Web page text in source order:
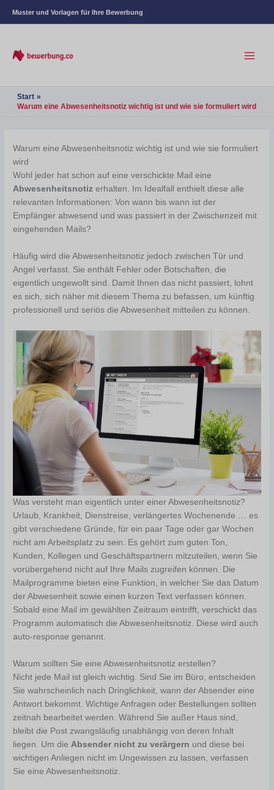
Muster und Vorlagen für Ihre Bewerbung
Start
Warum eine Abwesenheitsnotiz wichtig ist und wie sie formuliert wird
Warum eine Abwesenheitsnotiz wichtig ist und wie sie formuliert
wird
Wohl jeder hat schon auf eine verschickte Mail eine
Abwesenheitsnotiz erhalten. Im Idealfall enthielt diese alle
relevanten Informationen: Von wann bis wann ist der
Empfänger abwesend und was passiert in der Zwischenzeit mit
eingehenden Mails?
Häufig wird die Abwesenheitsnotiz jedoch zwischen Tür und
Angel verfasst. Sie enthält Fehler oder Botschaften, die
eigentlich ungewollt sind. Damit Ihnen das nicht passiert, lohnt
es sich, sich näher mit diesem Thema zu befassen, um künftig
professionell und seriös die Abwesenheit mitteilen zu können.
Was versteht man eigentlich unter einer Abwesenheitsnotiz?
Urlaub, Krankheit, Dienstreise, verlängertes Wochenende … es
gibt verschiedene Gründe, für ein paar Tage oder gar Wochen
nicht am Arbeitsplatz zu sein. Es gehört zum guten Ton,
Kunden, Kollegen und Geschäftspartnern mitzuteilen, wenn Sie
vorübergehend nicht auf Ihre Mails zugreifen können. Die
Mailprogramme bieten eine Funktion, in welcher Sie das Datum
der Abwesenheit sowie einen kurzen Text verfassen können.
Sobald eine Mail im gewählten Zeitraum eintrifft, verschickt das
Programm automatisch die Abwesenheitsnotiz. Diese wird auch
auto-response genannt.
Warum sollten Sie eine Abwesenheitsnotiz erstellen?
Nicht jede Mail ist gleich wichtig. Sind Sie im Büro, entscheiden
Sie wahrscheinlich nach Dringlichkeit, wann der Absender eine
Antwort bekommt. Wichtige Anfragen oder Bestellungen sollten
zeitnah bearbeitet werden. Während Sie außer Haus sind,
bleibt die Post zwangsläufig unabhängig von deren Inhalt
liegen. Um dieAbsender nicht zu verärgern und diese bei
wichtigen Anliegen nicht im Ungewissen zu lassen, verfassen
Sie eine Abwesenheitsnotiz.